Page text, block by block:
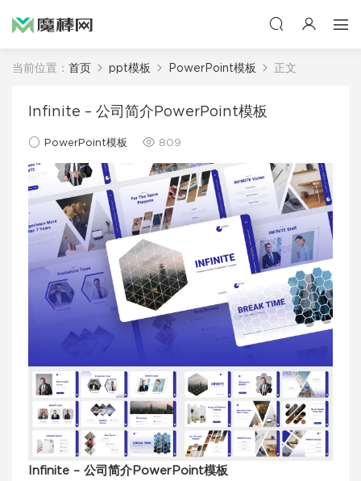
当前位置： 首页 ppt模板 PowerPoint模板 正文
Infinite – 公司简介PowerPoint模板
PowerPoint模板 809
Infinite – 公司简介PowerPoint模板